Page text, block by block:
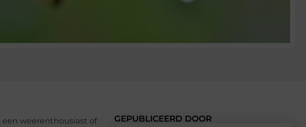
een weerenthousiast of
GEPUBLICEERD DOOR